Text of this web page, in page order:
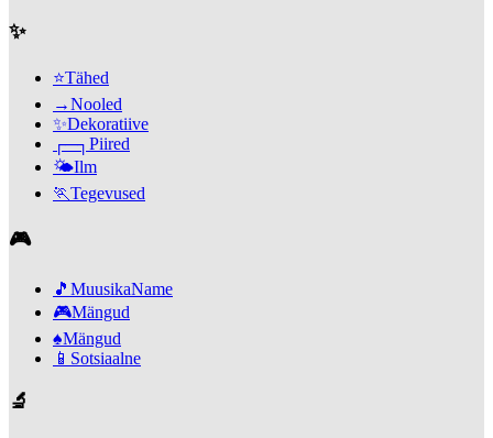
✨
⭐Tähed
→Nooled
✨Dekoratiive
┌─┐ Piired
🌤️Ilm
🏃Tegevused
🎮
🎵 MuusikaName
🎮Mängud
♠️Mängud
📱 Sotsiaalne
🔬